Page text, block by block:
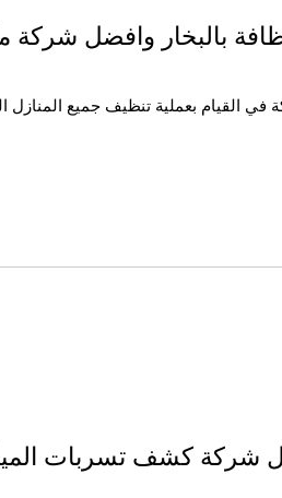
بالبخار وافضل
القيام بعملية تنظيف جميع المنازل